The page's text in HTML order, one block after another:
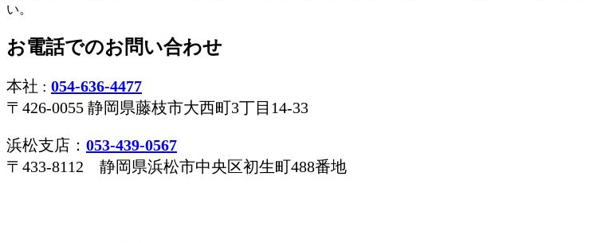
い。
お電話でのお問い合わせ
本社 : 054-636-4477
〒426-0055 静岡県藤枝市大西町3丁目14-33
浜松支店： 053-439-0567
〒433-8112 静岡県浜松市中央区初生町488番地